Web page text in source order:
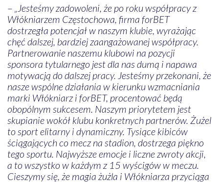
– „Jesteśmy zadowoleni, że po roku współpracy z
Włókniarzem Częstochowa, firma forBET
dostrzegła potencjał w naszym klubie, wyrażając
chęć dalszej, bardziej zaangażowanej współpracy.
Partnerowanie naszemu klubowi na pozycji
sponsora tytularnego jest dla nas dumą i napawa
motywacją do dalszej pracy. Jesteśmy przekonani, że
nasze wspólne działania w kierunku wzmacniania
marki Włókniarz i forBET, procentować będą
obopólnym sukcesem. Naszym priorytetem jest
skupianie wokół klubu konkretnych partnerów. Żużel
to sport elitarny i dynamiczny. Tysiące kibiców
ściągających co mecz na stadion, dostrzega piękno
tego sportu. Najwyższe emocje i liczne zwroty akcji,
a to wszystko w każdym z 15 wyścigów w meczu.
Cieszymy się, że magia żużla i Włókniarza przyciąga